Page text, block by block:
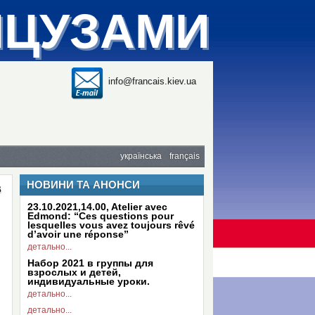
info@francais.kiev.ua
українська français
НОВИНИ ТА АНОНСИ
23.10.2021,14.00, Atelier avec
Edmond: “Ces questions pour
lesquelles vous avez toujours rêvé
d’avoir une réponse”
детально...
Набор 2021 в группы для
взрослых и детей,
индивидуальные уроки.
детально...
детально...